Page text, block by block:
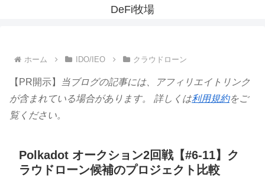
DeFi牧場
ホーム IDO/IEO クラウドローン
【PR開示】
当ブログの記事には、アフィリエイトリンク
が含まれている場合があります。 詳しくは利用規約をご
覧ください。
Polkadot オークション2回戦【#6-11】ク
ラウドローン候補のプロジェクト比較